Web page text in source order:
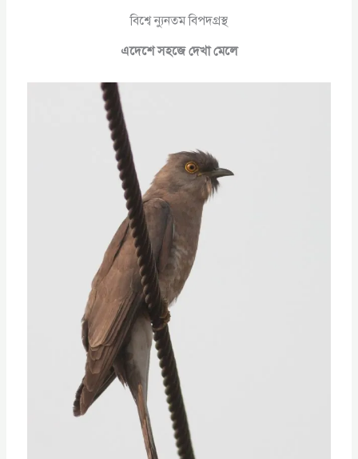
বিশ্বে ন্যুনতম বিপদগ্রস্থ
এদেশে সহজে দেখা মেলে